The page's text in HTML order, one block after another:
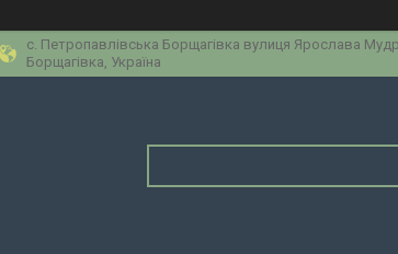
с. Петропавлівська Борщагівка вулиця Ярослава
Борщагівка, Україна